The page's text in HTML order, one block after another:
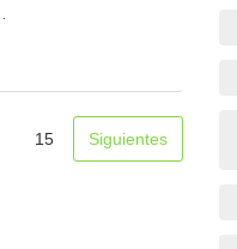
15 Siguientes